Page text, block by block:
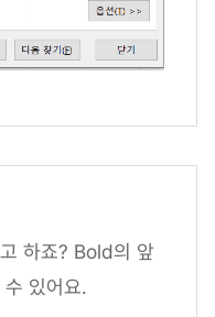
하죠? Bold의 앞
있어요.